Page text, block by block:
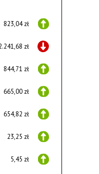
823,04 zł
zł
844,71 zł
665,00 zł
654,82 zł
23,25 zł
5,45 zł